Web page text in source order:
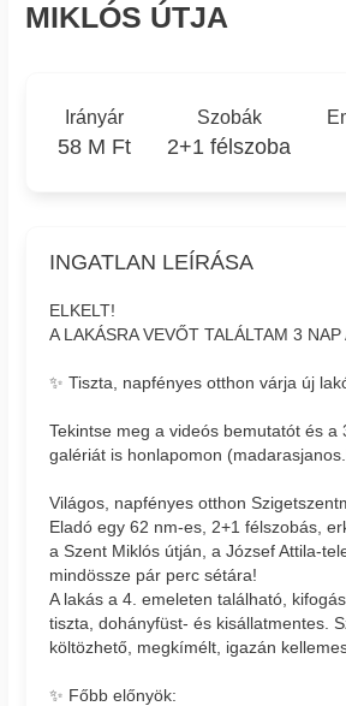
MIKLÓS ÚTJA
Irányár
58 M Ft
Szobák
2+1 félszoba
INGATLAN LEÍRÁSA
ELKELT!
A LAKÁSRA VEVŐT TALÁLTAM 3 NAP
✨ Tiszta, napfényes otthon várja új
Tekintse meg a videós bemutatót és a
galériát is honlapomon
Világos, napfényes otthon
Eladó egy 62 nm-es, 2+1 félszobás,
a Szent Miklós útján, a József Attila-
mindössze pár perc sétára!
A lakás a 4. emeleten található,
tiszta, dohányfüst- és kisállatmentes.
költözhető, megkímélt, igazán
✨ Főbb előnyök: